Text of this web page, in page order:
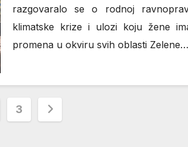
razgovaralo se o rodnoj
klimatske krize i ulozi koju žene
promena u okviru svih oblasti Zelene…
3